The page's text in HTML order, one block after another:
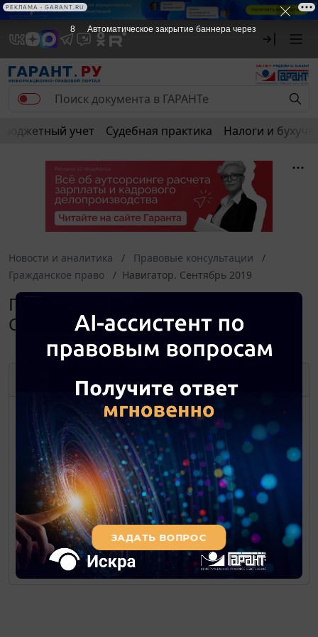
РЕКЛАМА
Бюджетный учет Судебная практика Налоги и
Новости и аналитика
Правовые консультации
Гражданское право
Навигатор. Сентябрь 2019
Гражданское право. Навигатор.
Сентябрь 2019
СР ЧТ ПТ
ВС
2
3 4 5 6
8
10 11 12 13 14
16
17 18 19 20 21
23
24 25 26 27
29
8 Автоматическое закрытие баннера через
РЕКЛАМА • GARANT.RU